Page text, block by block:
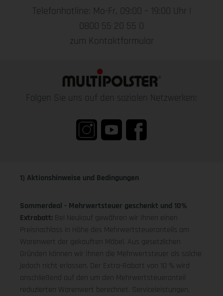
Telefonhotline: Mo-Fr, 09:00 – 19:00 Uhr |
0800 55 20 55 0
zum Kontaktformular
Folgen Sie uns auf den sozialen Netzwerken:
1) Aktionshinweise und Bedingungen
Sommerdeal - Mehrwertsteuer geschenkt und 10%
Extrabatt: Bei Neukauf gewähren wir Ihnen einen
Preisnachlass in Höhe des Mehrwertsteueranteils am
Warenwert der gekauften Möbel. Aus gesetzlichen
Gründen können wir Ihnen die Mehrwertsteuer als solche
jedoch nicht erlassen. Der Extra-Rabatt von 10 % wird
anschließend auf den um den Mehrwertsteueranteil
reduzierten Warenwert berechnet. Serviceleistungen,